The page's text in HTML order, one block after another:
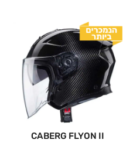
CABERG FLYON II